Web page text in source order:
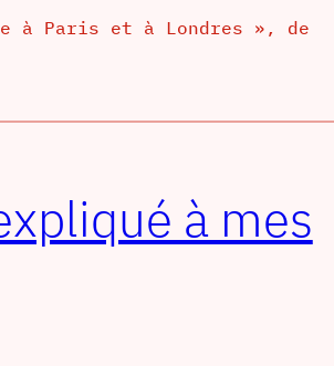
à Paris et à Londres », de
à mes